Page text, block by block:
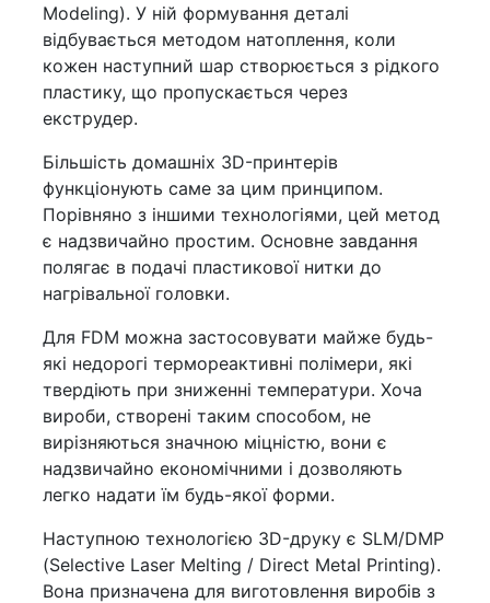
Modeling). У ній формування деталі
відбувається методом натоплення, коли
кожен наступний шар створюється з рідкого
пластику, що пропускається через
екструдер.
Більшість домашніх 3D-принтерів
функціонують саме за цим принципом.
Порівняно з іншими технологіями, цей метод
є надзвичайно простим. Основне завдання
полягає в подачі пластикової нитки до
нагрівальної головки.
Для FDM можна застосовувати майже будь-
які недорогі термореактивні полімери, які
твердіють при зниженні температури. Хоча
вироби, створені таким способом, не
вирізняються значною міцністю, вони є
надзвичайно економічними і дозволяють
легко надати їм будь-якої форми.
Наступною технологією 3D-друку є SLM/DMP
(Selective Laser Melting / Direct Metal Printing).
Вона призначена для виготовлення виробів з